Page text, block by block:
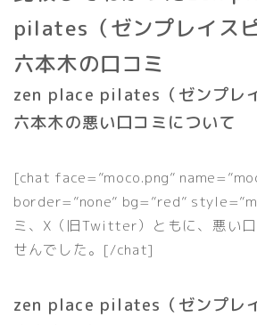
pilates（ゼンプレイスピ
六本木の口コミ
zen place pilates（ゼンプレ
六本木の悪い口コミについて
[chat face=”moco.png”
border=”none” bg=”red”
ミ、X（旧Twitter）ともに、悪い
せんでした。[/chat]
zen place pilates（ゼンプレ